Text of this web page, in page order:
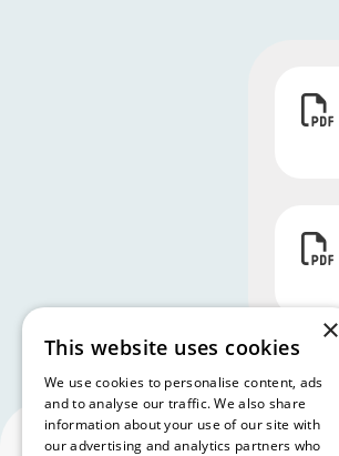
×
This website uses cookies
We use cookies to personalise content, ads
and to analyse our traffic. We also share
information about your use of our site with
our advertising and analytics partners who